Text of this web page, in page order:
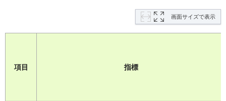
画面サイズで表示
項目 指標